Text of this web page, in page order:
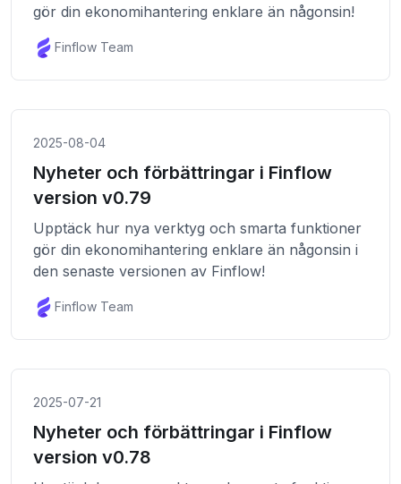
gör din ekonomihantering enklare än någonsin!
Finflow Team
2025-08-04
Nyheter och förbättringar i Finflow
version v0.79
Upptäck hur nya verktyg och smarta funktioner
gör din ekonomihantering enklare än någonsin i
den senaste versionen av Finflow!
Finflow Team
2025-07-21
Nyheter och förbättringar i Finflow
version v0.78